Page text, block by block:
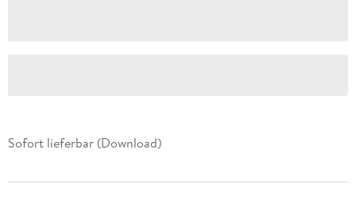
Sofort lieferbar (Download)